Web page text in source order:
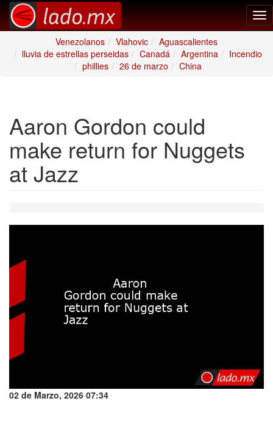
Venezolanos
Vlahovic
Aguascalientes
lluvia de estrellas perseidas
Canadá Argentina
Incendio
phillies
26 de marzo China
Aaron Gordon could
make return for Nuggets
at Jazz
02 de Marzo, 2026 07:34